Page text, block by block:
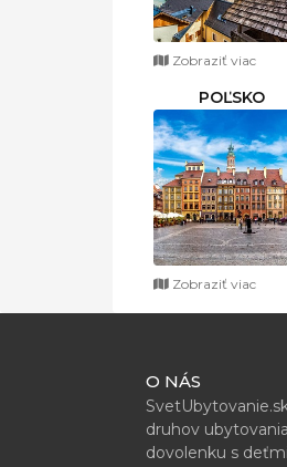
Zobraziť viac
POĽSKO
Zobraziť viac
O NÁS
druhov
dovolenku s